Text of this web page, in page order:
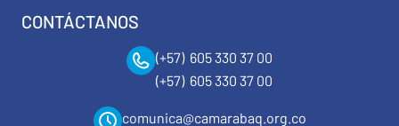
CONTÁCTANOS
(+57) 605 330 37 00
(+57) 605 330 37 00
comunica@camarabaq.org.co